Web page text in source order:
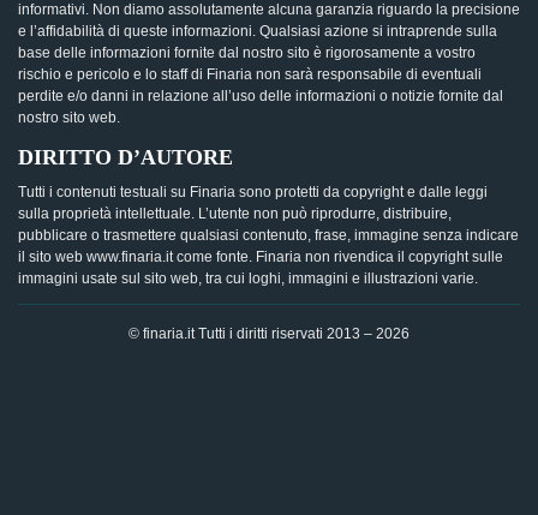
informativi. Non diamo assolutamente alcuna garanzia riguardo la precisione
e l’affidabilità di queste informazioni. Qualsiasi azione si intraprende sulla
base delle informazioni fornite dal nostro sito è rigorosamente a vostro
rischio e pericolo e lo staff di Finaria non sarà responsabile di eventuali
perdite e/o danni in relazione all’uso delle informazioni o notizie fornite dal
nostro sito web.
DIRITTO D’AUTORE
Tutti i contenuti testuali su Finaria sono protetti da copyright e dalle leggi
sulla proprietà intellettuale. L’utente non può riprodurre, distribuire,
pubblicare o trasmettere qualsiasi contenuto, frase, immagine senza indicare
il sito web www.finaria.it come fonte. Finaria non rivendica il copyright sulle
immagini usate sul sito web, tra cui loghi, immagini e illustrazioni varie.
© finaria.it Tutti i diritti riservati 2013 – 2026